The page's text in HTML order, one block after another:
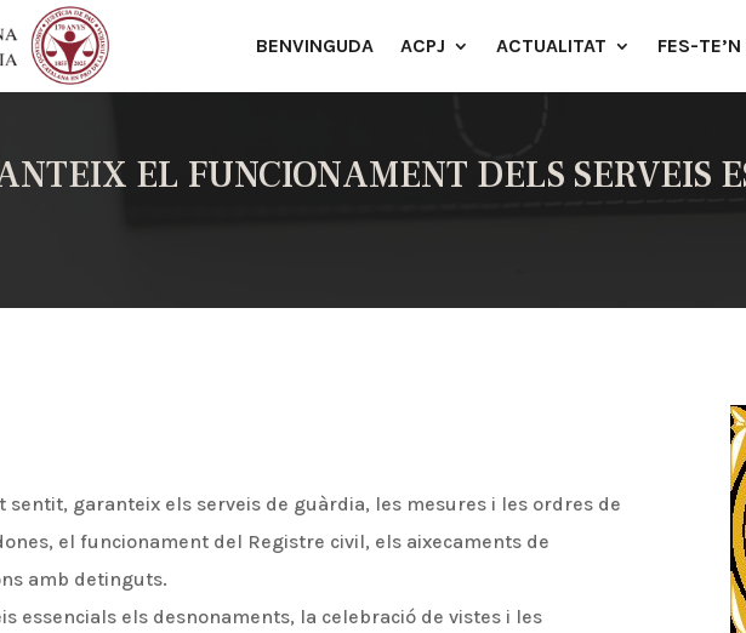
BENVINGUDA ACPJ ACTUALITAT FES-
EL FUNCIONAMENT DELS SERVEIS
sentit, garanteix els serveis de guàrdia, les mesures i les ordres de
el funcionament del Registre civil, els aixecaments de
amb detinguts.
essencials els desnonaments, la celebració de vistes i les